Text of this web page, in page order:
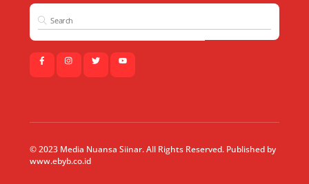
© 2023 Media Nuansa Siinar. All Rights Reserved. Published by
www.ebyb.co.id